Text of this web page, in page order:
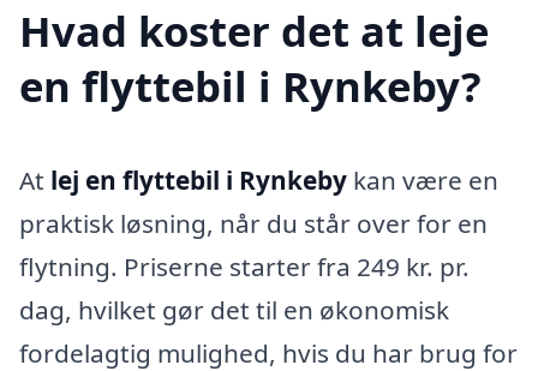
Hvad koster det at leje
en flyttebil i Rynkeby?
At lej en flyttebil i Rynkeby kan være en
praktisk løsning, når du står over for en
flytning. Priserne starter fra 249 kr. pr.
dag, hvilket gør det til en økonomisk
fordelagtig mulighed, hvis du har brug for